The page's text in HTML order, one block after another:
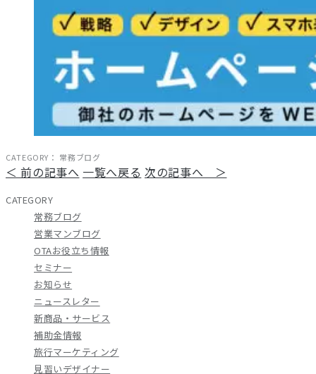
CATEGORY： 常務ブログ
＜ 前の記事へ 一覧へ戻る 次の記事へ ＞
CATEGORY
常務ブログ
営業マンブログ
OTAお役立ち情報
セミナー
お知らせ
ニュースレター
新商品・サービス
補助金情報
旅行マーケティング
見習いデザイナー